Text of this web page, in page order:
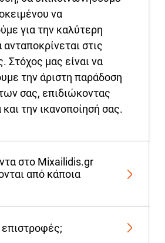
να
για την καλύτερη
στις
Στόχος μας είναι να
την άριστη παράδοση
σας, επιδιώκοντας
την ικανοποίησή σας.
στο Mixailidis.gr
από κάποια